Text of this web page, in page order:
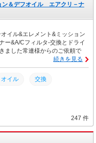
＆デフオイル エアクリ－ナ
イル&エレメント&ミッション
ー&A/Cフィルタ-交換とドライ
ました常連様からのご依頼で
続きを見る
オイル 交換
247 件